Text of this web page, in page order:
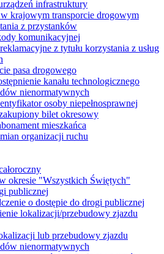
infrastruktury
krajowym transporcie drogowym
z przystanków
komunikacyjnej
z tytułu korzystania z usług
pasa drogowego
kanału technologicznego
nienormatywnych
osoby niepełnosprawnej
bilet okresowy
mieszkańca
organizacji ruchu
okresie "Wszystkich Świętych"
publicznej
o dostępie do drogi publicznej
lokalizacji/przebudowy zjazdu
lub przebudowy zjazdu
nienormatywnych